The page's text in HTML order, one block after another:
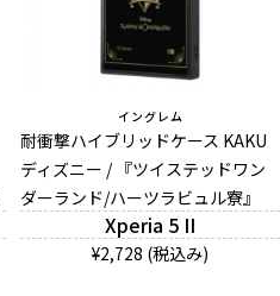
イングレム
耐衝撃ハイブリッドケース KAKU
ディズニー / 『ツイステッドワン
ダーランド/ハーツラビュル寮』
Xperia 5 II
¥2,728 (税込み)